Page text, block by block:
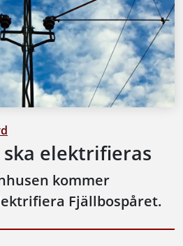
elektrifieras
kommer
Fjällbospåret.